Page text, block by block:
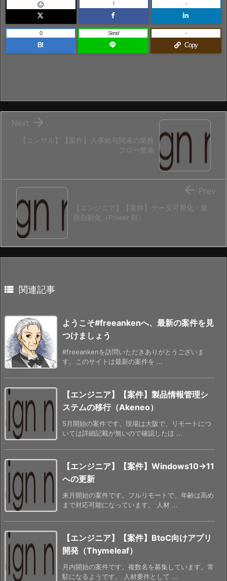
 ! -
B!
0 Send
Copy
-
【コンサル】【案件】人事給与関連の業務
フロー整備

Next
【エンジニア】【案件】データ可視化・業
務自動化（Power BI）
 Prev
 関連記事
ようこそ#freeankenへ、最新の案件を見
つけましょう
#freeankenを訪問いただきありがとうございま
す。このサイトは最新の案件を ...
【エンジニア】【案件】製品情報管理シ
ステムの移行（Akeneo）
5月開始の案件です。現場は大阪で、リモートにつ
いては詳細記載が無いので確認したほ ...
【エンジニア】【案件】Windows10→11
への更新
来月開始の案件です。フルリモートで、年齢は高め
まで対応可能になっています。 人材 ...
【エンジニア】【案件】BtoC向けアプリ
開発（Thymeleaf）
月内開始の案件です。複数名を募集しています。常
駐になるようです。 人材要件として ...